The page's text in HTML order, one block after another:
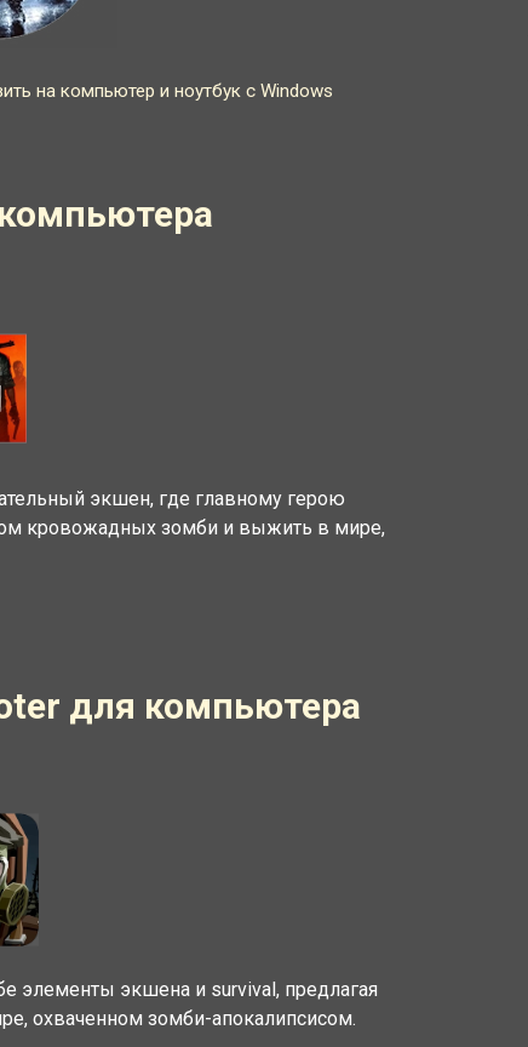
на компьютер и ноутбук с Windows
экшен, где главному герою
кровожадных зомби и выжить в мире,
для компьютера
элементы экшена и survival, предлагая
охваченном зомби-апокалипсисом.